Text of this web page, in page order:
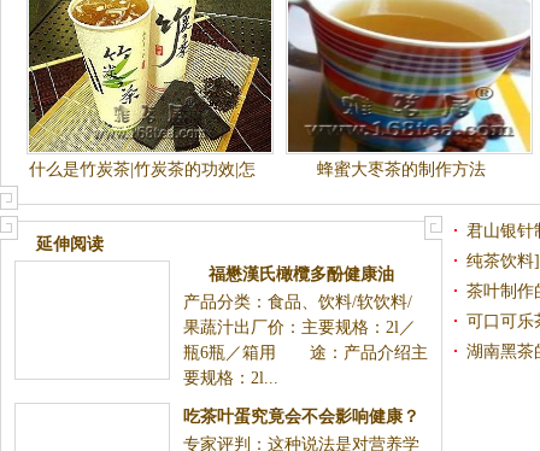
什么是竹炭茶|竹炭茶的功效|怎
样制作竹炭茶
蜂蜜大枣茶的制作方法
延伸阅读
福懋漢氏橄欖多酚健康油
产品分类：食品、饮料/软饮料/
果蔬汁出厂价：主要规格：2l／
瓶6瓶／箱用 途：产品介绍主
要规格：2l...
吃茶叶蛋究竟会不会影响健康？
专家评判：这种说法是对营养学
君山银针
纯茶饮料]
茶叶制作
制作的视
可口可乐
湖南黑茶